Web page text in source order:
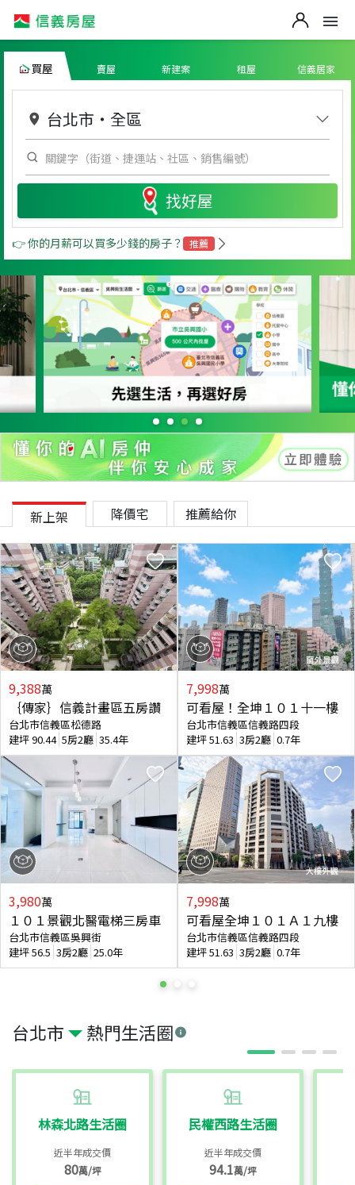
買屋 賣屋 新建案 租屋 信義居家
台北市 ・ 全區
找好屋
👉 你的月薪可以買多少錢的房子？ 推薦
台北市 熱門生活圈
林森北路生活圈
近半年成交價
80萬/坪
民權西路生活圈
近半年成交價
94.1萬/坪
新上架 降價宅 推薦給你
9,388萬
｛傳家｝信義計畫區五房讚
台北市信義區松德路
建坪90.44 5房2廳 35.4年
3,980萬
１０１景觀北醫電梯三房車
台北市信義區吳興街
建坪56.5 3房2廳 25.0年
7,998萬
可看屋！全坤１０１十一樓
台北市信義區信義路四段
建坪51.63 3房2廳 0.7年
7,998萬
可看屋全坤１０１Ａ１九樓
台北市信義區信義路四段
建坪51.63 3房2廳 0.7年